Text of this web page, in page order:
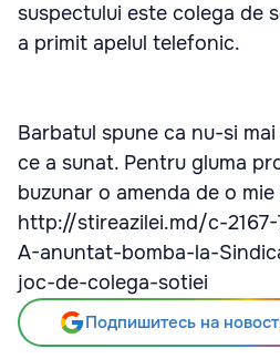
suspectului este colega de
a primit apelul telefonic.
Barbatul spune ca nu-si
ce a sunat. Pentru gluma
buzunar o amenda de o mie
http://stireazilei.md/c-
A-anuntat-bomba-la-
joc-de-colega-sotiei
Подпишитесь на